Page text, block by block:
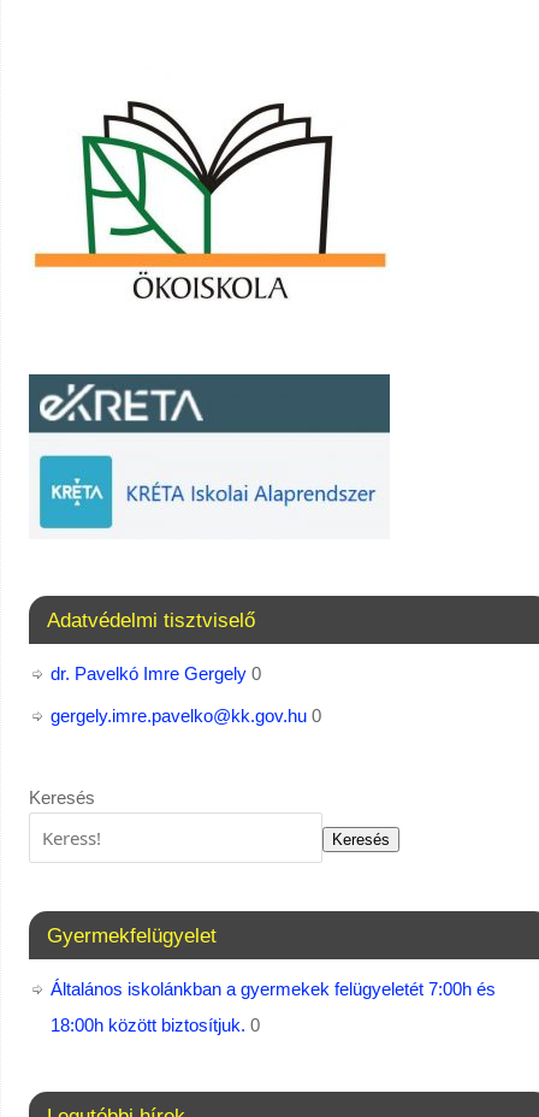
Adatvédelmi tisztviselő
dr. Pavelkó Imre Gergely0
gergely.imre.pavelko@kk.gov.hu0
Keresés
Keresés
Gyermekfelügyelet
Általános iskolánkban a gyermekek felügyeletét 7:00h és
18:00h között biztosítjuk. 0